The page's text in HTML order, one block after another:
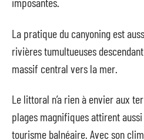
La pratique du canyoning est
rivières tumultueuses
massif central vers la mer.
Le littoral n’a rien à envier aux
plages magnifiques attirent
tourisme balnéaire. Avec son